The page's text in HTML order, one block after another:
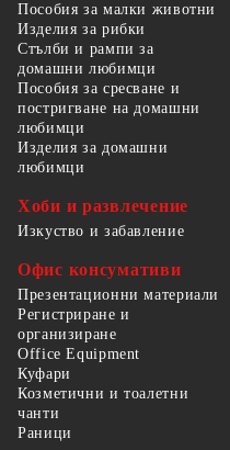
Пособия за малки животни
Изделия за рибки
Стълби и рампи за
домашни любимци
Пособия за сресване и
постригване на домашни
любимци
Изделия за домашни
любимци
Хоби и развлечение
Изкуство и забавление
Офис консумативи
Презентационни материали
Регистриране и
организиране
Office Equipment
Куфари
Козметични и тоалетни
чанти
Раници